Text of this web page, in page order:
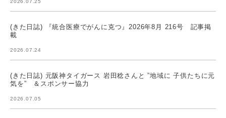
(きた日誌) 『統合医療でがんに克つ』2026年8月 216号 記事掲
載
2026.07.24
(きた日誌) 元阪神タイガース 岩田稔さんと ”地域に 子供たちに元
気を” ＆スポンサー協力
2026.07.05